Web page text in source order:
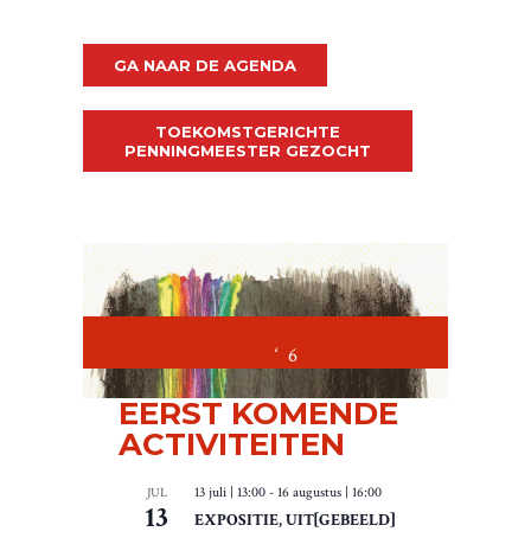
GA NAAR DE AGENDA
TOEKOMSTGERICHTE
PENNINGMEESTER GEZOCHT
SEIZOENSTHEMA
‘2 6
EERST KOMENDE
ACTIVITEITEN
JUL
13
13 juli | 13:00 - 16 augustus | 16:00
EXPOSITIE, UIT[GEBEELD]